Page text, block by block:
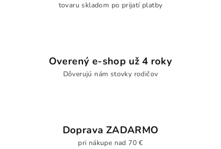
tovaru skladom po prijatí platby
Overený e-shop už 4 roky
Dôverujú nám stovky rodičov
Doprava ZADARMO
pri nákupe nad 70 €